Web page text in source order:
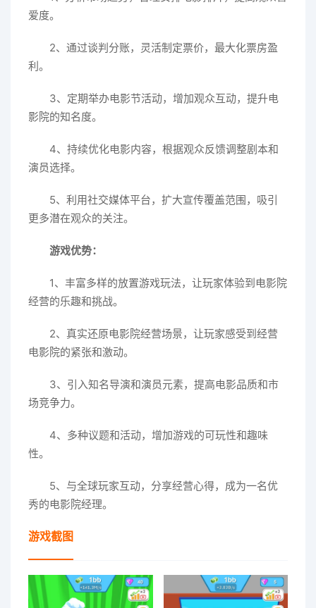
爱度。
2、通过谈判分账，灵活制定票价，最大化票房盈
利。
3、定期举办电影节活动，增加观众互动，提升电
影院的知名度。
4、持续优化电影内容，根据观众反馈调整剧本和
演员选择。
5、利用社交媒体平台，扩大宣传覆盖范围，吸引
更多潜在观众的关注。
游戏优势：
1、丰富多样的放置游戏玩法，让玩家体验到电影院
经营的乐趣和挑战。
2、真实还原电影院经营场景，让玩家感受到经营
电影院的紧张和激动。
3、引入知名导演和演员元素，提高电影品质和市
场竞争力。
4、多种议题和活动，增加游戏的可玩性和趣味
性。
5、与全球玩家互动，分享经营心得，成为一名优
秀的电影院经理。
游戏截图